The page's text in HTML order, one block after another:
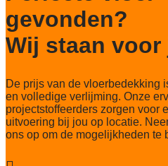
Totaal gwicht
4365 gr/m2
Lichtechtheid NF EN ISO
Slijtvastheid NF EN 1307
klasse 33 LC2 + Rolstoel
Thermische weerstand
0.17 m2C / W
gevonden?
Wij staan voor
De prijs van de vloerbedekking
en volledige verlijming. Onze
projectstoffeerders zorgen voor
uitvoering bij jou op locatie.
ons op om de mogelijkheden te